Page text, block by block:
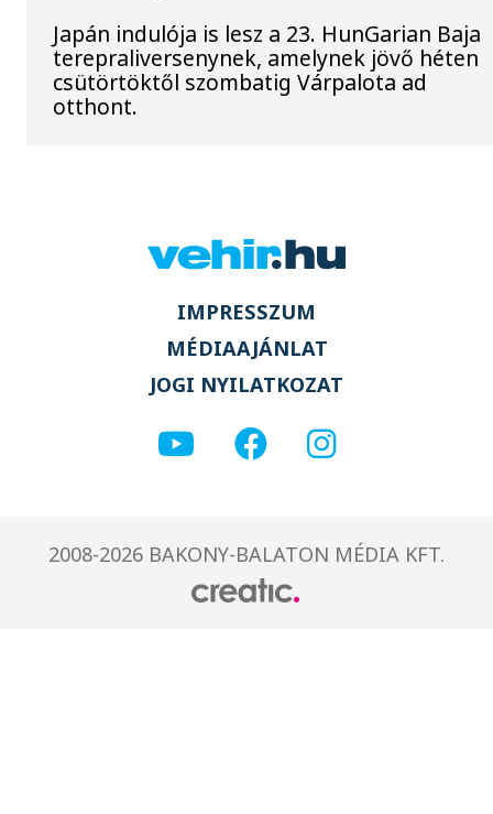
Japán indulója is lesz a 23. HunGarian Baja
terepraliversenynek, amelynek jövő héten
csütörtöktől szombatig Várpalota ad
otthont.
IMPRESSZUM
MÉDIAAJÁNLAT
JOGI NYILATKOZAT
2008-2026 BAKONY-BALATON MÉDIA KFT.